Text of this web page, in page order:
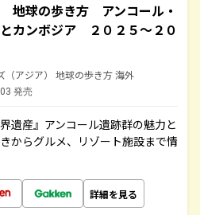
地球の歩き方 アンコール・
カンボジア ２０２５～２０
（アジア） 地球の歩き方 海外
発売
遺産』アンコール遺跡群の魅力と
からグルメ、リゾート施設まで情
詳細を見る